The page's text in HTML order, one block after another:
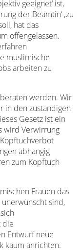
geeignet‘ ist,
der Beamtin‘ ‚zu
hat das
offengelassen.
muslimische
arbeiten zu
werden. Wir
in den zuständigen
Gesetz ist ein
wird Verwirrung
abhängig
zum Kopftuch
Frauen das
unerwünscht sind,
die
Entwurf neue
kaum anrichten.